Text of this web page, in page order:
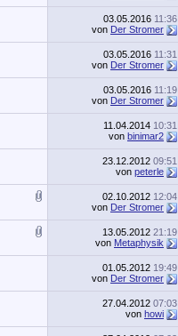
03.05.2016 11:36
von Der Stromer
03.05.2016 11:31
von Der Stromer
03.05.2016 11:19
von Der Stromer
11.04.2014 10:31
von binimar2
23.12.2012 09:51
von peterle
02.10.2012 12:04
von Der Stromer
13.05.2012 21:19
von Metaphysik
01.05.2012 19:49
von Der Stromer
27.04.2012 07:03
von howi